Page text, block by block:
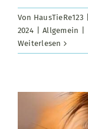
Von HausTieRe123
2024
Allgemein
Weiterlesen